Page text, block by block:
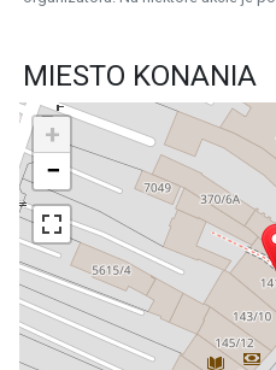
MIESTO KONANIA
+
−